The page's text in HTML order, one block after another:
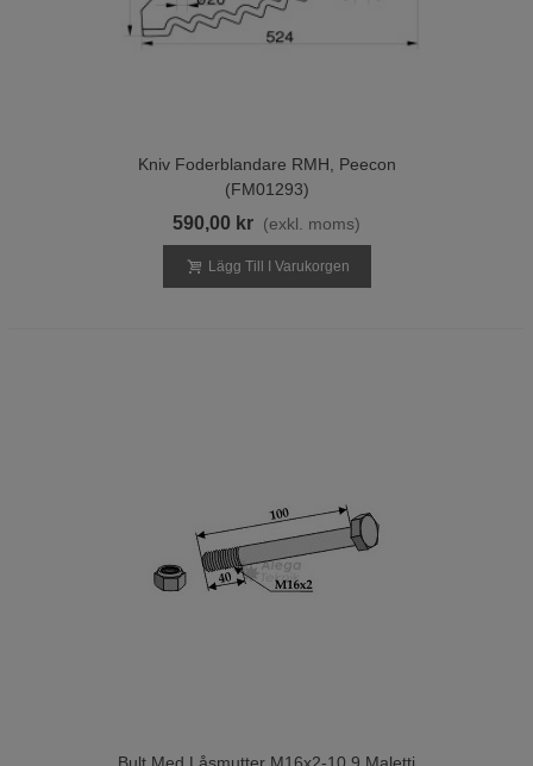
Kniv Foderblandare RMH, Peecon
(FM01293)
590,00 kr (exkl. moms)
Lägg Till I Varukorgen